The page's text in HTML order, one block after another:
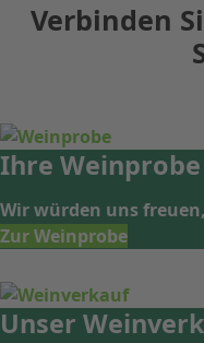
Verbinden
Ihre Weinprobe
Wir würden uns
Zur Weinprobe
Unser